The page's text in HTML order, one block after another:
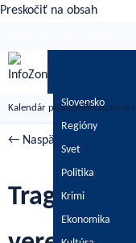
Preskočiť na obsah
Slovensko
Regióny
Svet
Politika
Krimi
Ekonomika
Kalendár podujatí
← Naspäť
Tragédia